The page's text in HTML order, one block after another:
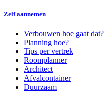
Zelf aannemen
Verbouwen hoe gaat dat?
Planning hoe?
Tips per vertrek
Roomplanner
Architect
Afvalcontainer
Duurzaam